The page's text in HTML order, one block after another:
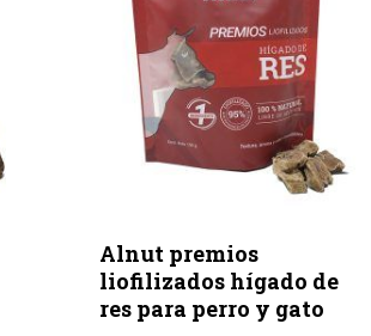
Alnut premios
liofilizados hígado de
res para perro y gato